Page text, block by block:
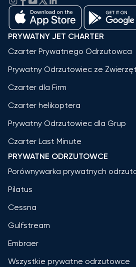
PRYWATNY JET CHARTER
Czarter Prywatnego Odrzutowca
Prywatny Odrzutowiec ze
Czarter dla Firm
Czarter helikoptera
Prywatny Odrzutowiec dla Grup
Czarter Last Minute
PRYWATNE ODRZUTOWCE
Porównywarka prywatnych
Pilatus
Cessna
Gulfstream
Embraer
Wszystkie prywatne odrzutowce